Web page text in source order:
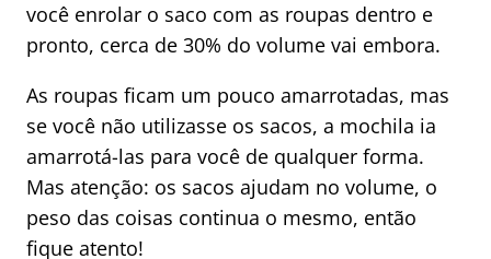
você enrolar o saco com as roupas dentro e
pronto, cerca de 30% do volume vai embora.
As roupas ficam um pouco amarrotadas, mas
se você não utilizasse os sacos, a mochila ia
amarrotá-las para você de qualquer forma.
Mas atenção: os sacos ajudam no volume, o
peso das coisas continua o mesmo, então
fique atento!